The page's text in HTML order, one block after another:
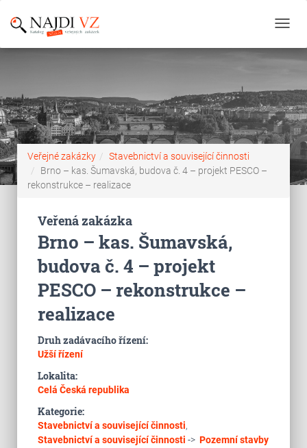
Veřejné zakázky
Stavebnictví a související činnosti
Brno – kas. Šumavská, budova č. 4 – projekt PESCO –
rekonstrukce – realizace
Veřená zakázka
Brno – kas. Šumavská,
budova č. 4 – projekt
PESCO – rekonstrukce –
realizace
Druh zadávacího řízení:
Užší řízení
Lokalita:
Celá Česká republika
Kategorie:
Stavebnictví a související činnosti,
Stavebnictví a související činnosti -> Pozemní stavby